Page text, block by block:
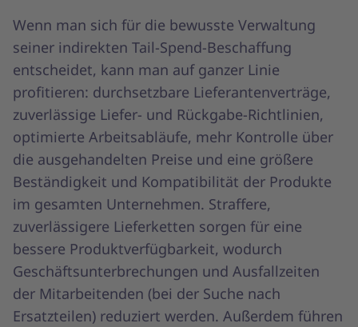
Wenn man sich für die bewusste Verwaltung
seiner indirekten Tail-Spend-Beschaffung
entscheidet, kann man auf ganzer Linie
profitieren: durchsetzbare Lieferantenverträge,
zuverlässige Liefer- und Rückgabe-Richtlinien,
optimierte Arbeitsabläufe, mehr Kontrolle über
die ausgehandelten Preise und eine größere
Beständigkeit und Kompatibilität der Produkte
im gesamten Unternehmen. Straffere,
zuverlässigere Lieferketten sorgen für eine
bessere Produktverfügbarkeit, wodurch
Geschäftsunterbrechungen und Ausfallzeiten
der Mitarbeitenden (bei der Suche nach
Ersatzteilen) reduziert werden. Außerdem führen